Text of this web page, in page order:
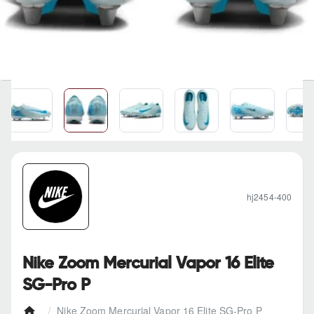
Nike Zoom Mercurial Vapor 16 Elite SG-Pro P
Nike Zoom Mercurial Vapor 16 Elite
SG-Pro P
hj2454-400